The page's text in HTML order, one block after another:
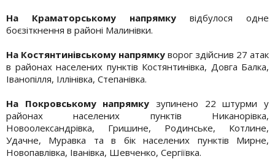
На Краматорському напрямку відбулося одне
боєзіткнення в районі Малинівки.
На Костянтинівському напрямку ворог здійснив 27 атак
в районах населених пунктів Костянтинівка, Довга Балка,
Іванопілля, Іллінівка, Степанівка.
На Покровському напрямку зупинено 22 штурми у
районах населених пунктів Никанорівка,
Новоолександрівка, Гришине, Родинське, Котлине,
Удачне, Муравка та в бік населених пунктів Мирне,
Новопавлівка, Іванівка, Шевченко, Сергіївка.